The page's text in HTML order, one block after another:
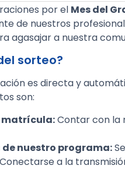
por el Mes del
de nuestros
agasajar a nuestra
sorteo?
es directa y
son:
matrícula:Contar con la
de nuestro programa:
Conectarse a la